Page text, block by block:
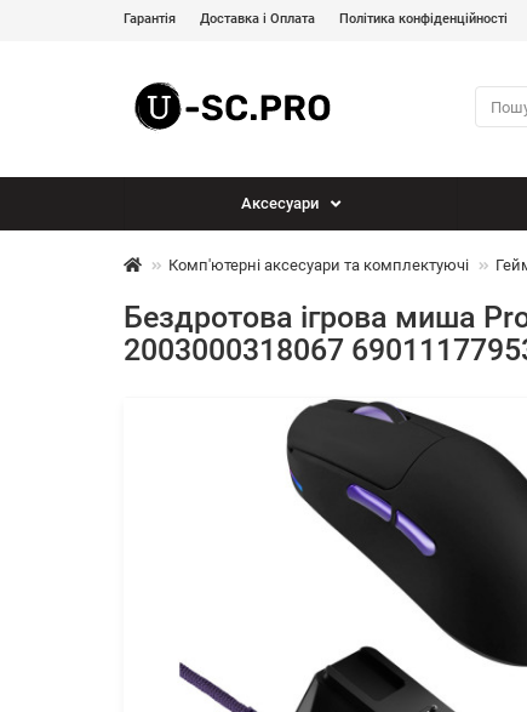
Гарантія Доставка і Оплата Політика конфіденційності
Аксесуари
Комп'ютерні аксесуари та комплектуючі
Бездротова ігрова миша
2003000318067